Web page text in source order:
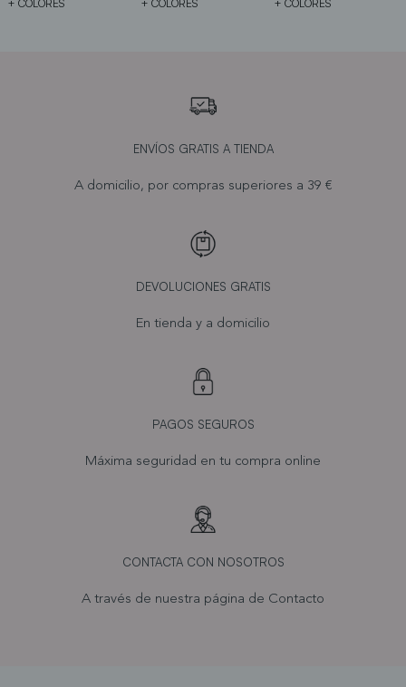
+ COLORES + COLORES + COLORES
ENVÍOS GRATIS A TIENDA
A domicilio, por compras superiores a 39 €
DEVOLUCIONES GRATIS
En tienda y a domicilio
PAGOS SEGUROS
Máxima seguridad en tu compra online
CONTACTA CON NOSOTROS
A través de nuestra página de Contacto